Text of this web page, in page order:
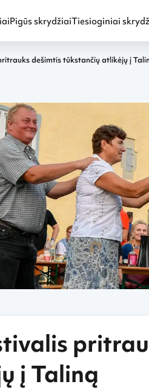
Pigūs skrydžiaiTiesioginiai
dešimtis tūkstančių atlikėjų į
į Taliną